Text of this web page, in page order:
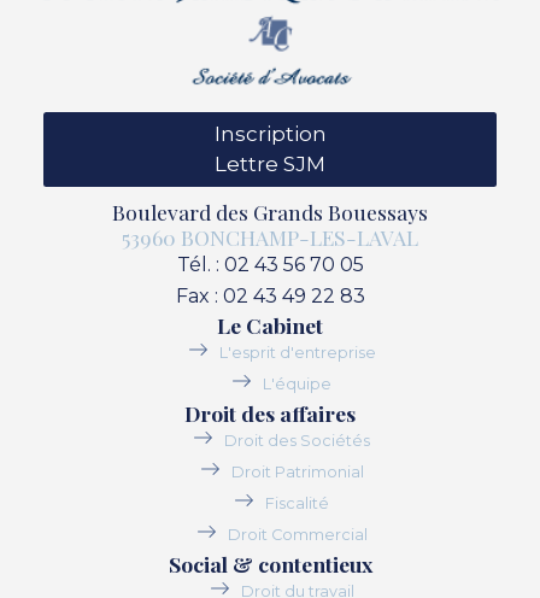
Inscription
Lettre SJM
Boulevard des Grands Bouessays
53960 BONCHAMP-LES-LAVAL
Tél. : 02 43 56 70 05
Fax : 02 43 49 22 83
Le Cabinet
L'esprit d'entreprise
L'équipe
Droit des affaires
Droit des Sociétés
Droit Patrimonial
Fiscalité
Droit Commercial
Social & contentieux
Droit du travail